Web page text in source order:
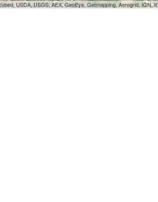
USDA, USGS, AEX, GeoEye, Getmapping, Aerogrid, IGN,